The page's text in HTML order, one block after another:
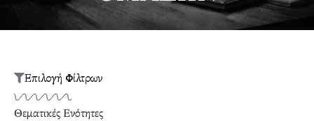
Επιλογή Φίλτρων
Θεματικές Ενότητες